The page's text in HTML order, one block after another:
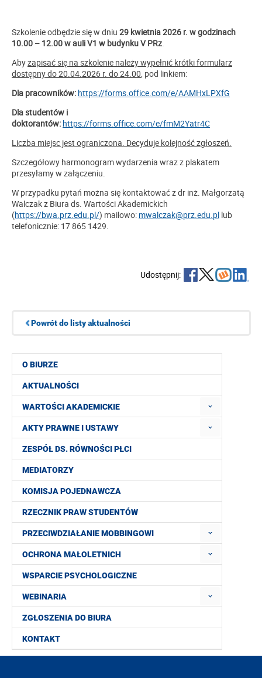
O BIURZE
AKTUALNOŚCI
WARTOŚCI AKADEMICKIE
AKTY PRAWNE I USTAWY
ZESPÓŁ DS. RÓWNOŚCI PŁCI
MEDIATORZY
KOMISJA POJEDNAWCZA
RZECZNIK PRAW STUDENTÓW
PRZECIWDZIAŁANIE MOBBINGOWI
OCHRONA MAŁOLETNICH
WSPARCIE PSYCHOLOGICZNE
WEBINARIA
ZGŁOSZENIA DO BIURA
KONTAKT
Szkolenie odbędzie się w dniu 29 kwietnia 2026 r. w godzinach
10.00 – 12.00 w auli V1 w budynku V PRz.
Abyzapisać się na szkolenie należy wypełnić krótki formularz
dostępny do 20.04.2026 r. do 24.00, pod linkiem:
Dla pracowników: https://forms.office.com/e/AAMHxLPXfG
Dla studentów i
doktorantów: https://forms.office.com/e/fmM2Yatr4C
Liczba miejsc jest ograniczona. Decyduje kolejność zgłoszeń.
Szczegółowy harmonogram wydarzenia wraz z plakatem
przesyłamy w załączeniu.
W przypadku pytań można się kontaktować z dr inż. Małgorzatą
Walczak z Biura ds. Wartości Akademickich
(https://bwa.prz.edu.pl/) mailowo: mwalczak@prz.edu.pl lub
telefonicznie: 17 865 1429.
Udostępnij:
Powrót do listy aktualności